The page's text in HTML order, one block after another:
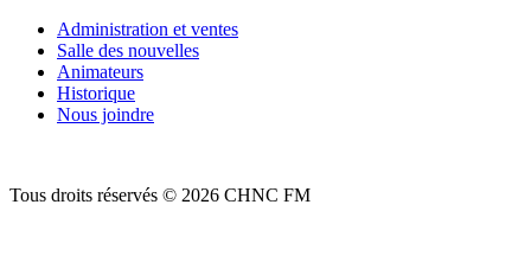
Administration et ventes
Salle des nouvelles
Animateurs
Historique
Nous joindre
Tous droits réservés © 2026 CHNC FM